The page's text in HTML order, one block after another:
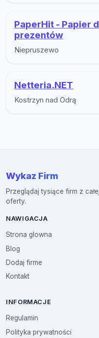
PaperHit - Papier
prezentów
Niepruszewo
Netteria.NET
Kostrzyn nad Odrą
Wykaz Firm
Przeglądaj tysiące firm z
oferty.
NAWIGACJA
Strona glowna
Blog
Dodaj firme
Kontakt
INFORMACJE
Regulamin
Polityka prywatności